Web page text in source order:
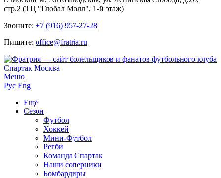
стр.2 (ТЦ "Глобал Молл", 1-й этаж)
Звоните: +7 (916) 957-27-28
Пишите: office@fratria.ru
Меню
Рус Eng
Ещё
Сезон
Футбол
Хоккей
Мини-Футбол
Регби
Команда Спартак
Наши соперники
Бомбардиры